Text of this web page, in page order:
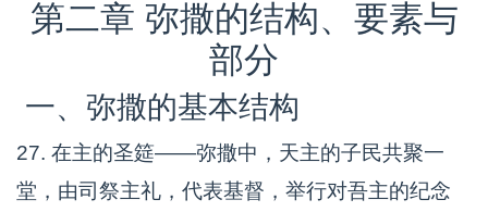
第二章 弥撒的结构、要素与
部分
一、弥撒的基本结构
27. 在主的圣筵——弥撒中，天主的子民共聚一
堂，由司祭主礼，代表基督，举行对吾主的纪念